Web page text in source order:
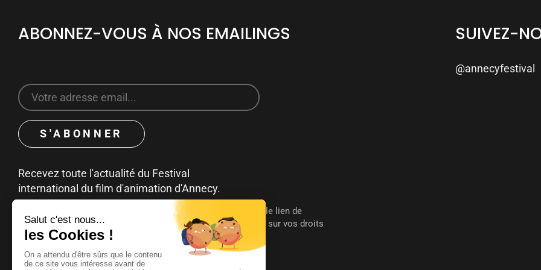
ABONNEZ-VOUS À NOS EMAILINGS
Recevez toute l'actualité du Festival
international du film d'animation d'Annecy.
Vous pouvez à tout moment vous désinscrire en cliquant sur le lien de
désabonnement contenu dans les emails. Pour en savoir plus sur vos droits
consultez notrepolitique de confidentialité.
SUIVEZ-
@annecyfestival